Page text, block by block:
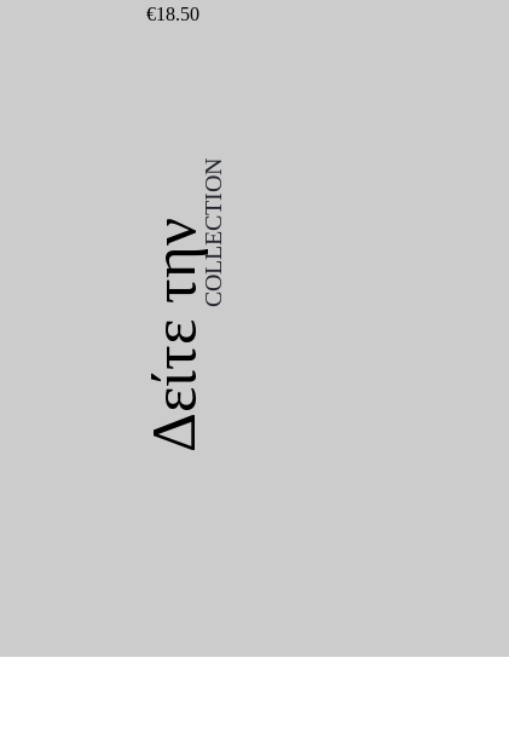
Δείτε τηνCOLLECTION
€18.50
Δείτε τηνCOLLECTION